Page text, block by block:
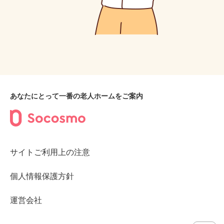
あなたにとって一番の老人ホームをご案内
サイトご利用上の注意
個人情報保護方針
運営会社